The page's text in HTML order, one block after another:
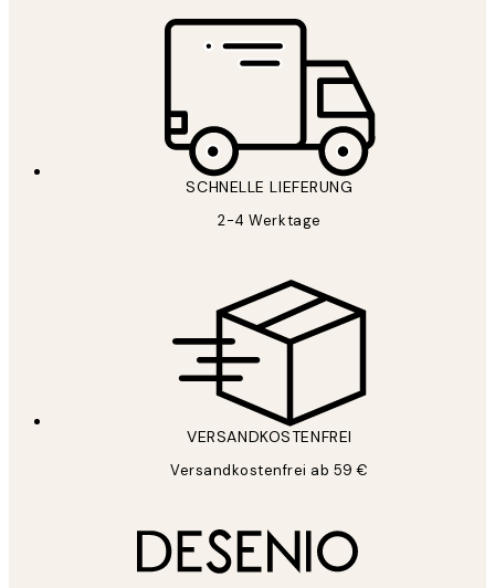
SCHNELLE LIEFERUNG
2-4 Werktage
VERSANDKOSTENFREI
Versandkostenfrei ab 59 €